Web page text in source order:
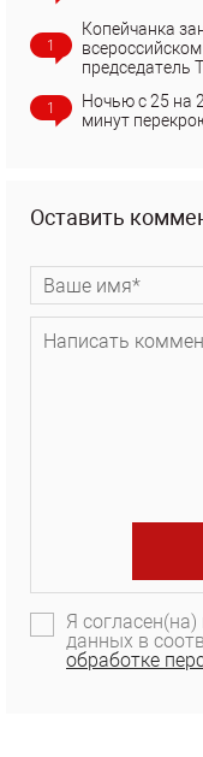
1
Копейчанка
председатель
1
Ночью с 25 на
минут
Оставить
Я
данных в
обработке